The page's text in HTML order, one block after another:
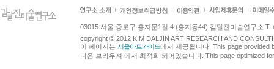
03015 서울 종로구 홍지문1길 4 (홍지동44) 김달진미술연구소 T
copyright © 2012 KIM DALJIN ART RESEARCH AND
이 페이지는 서울아트가이드에서 제공됩니다. This page provided
다음 브라우져 에서 최적화 되어있습니다. This page optimized